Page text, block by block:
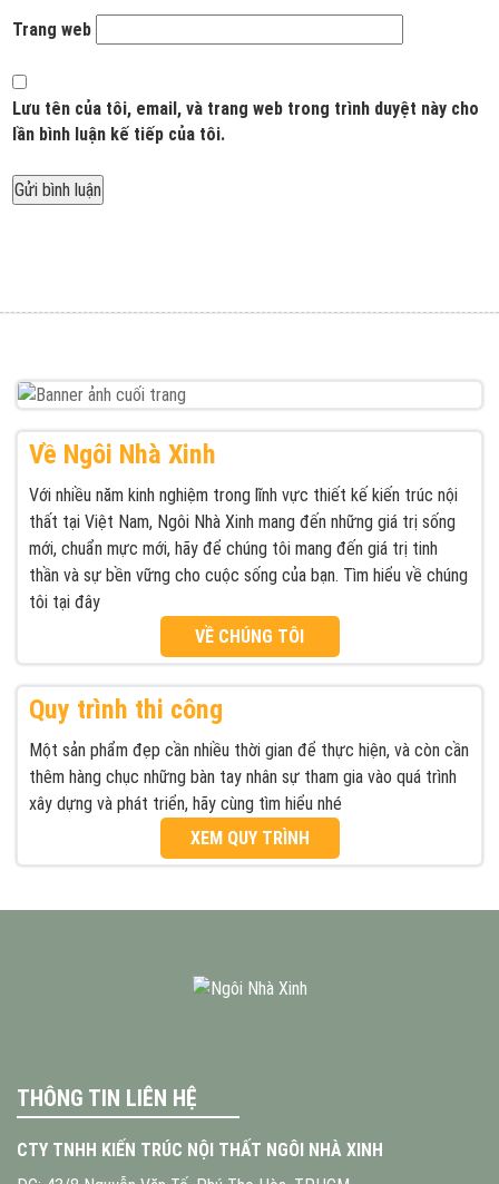
Trang web
Lưu tên của tôi, email, và trang web trong trình duyệt này cho
lần bình luận kế tiếp của tôi.
viết
Về Ngôi Nhà Xinh
Với nhiều năm kinh nghiệm trong lĩnh vực thiết kế kiến trúc nội
thất tại Việt Nam, Ngôi Nhà Xinh mang đến những giá trị sống
mới, chuẩn mực mới, hãy để chúng tôi mang đến giá trị tinh
thần và sự bền vững cho cuộc sống của bạn. Tìm hiểu về chúng
tôi tại đây
VỀ CHÚNG TÔI
Quy trình thi công
Một sản phẩm đẹp cần nhiều thời gian để thực hiện, và còn cần
thêm hàng chục những bàn tay nhân sự tham gia vào quá trình
xây dựng và phát triển, hãy cùng tìm hiểu nhé
XEM QUY TRÌNH
THÔNG TIN LIÊN HỆ
CTY TNHH KIẾN TRÚC NỘI THẤT NGÔI NHÀ XINH